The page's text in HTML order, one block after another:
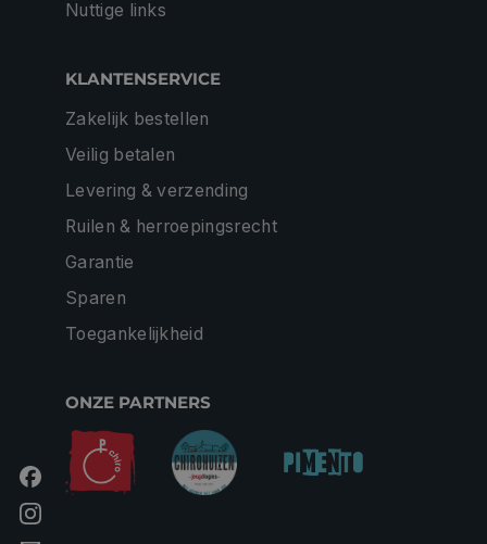
Nuttige links
KLANTENSERVICE
Zakelijk bestellen
Veilig betalen
Levering & verzending
Ruilen & herroepingsrecht
Garantie
Sparen
Toegankelijkheid
ONZE PARTNERS